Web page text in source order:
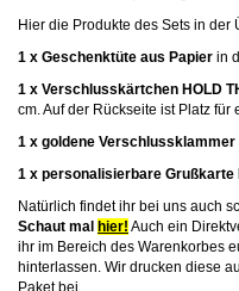
Hier die Produkte des Sets in der
1 x Geschenktüte aus Papier in
1 x Verschlusskärtchen HOLD
cm. Auf der Rückseite ist Platz
1 x goldene Verschlussklammer
1 x personalisierbare Grußkarte
Natürlich findet ihr bei uns auch
Schaut mal hier! Auch ein
ihr im Bereich des Warenkorbes
hinterlassen. Wir drucken diese
Paket bei.